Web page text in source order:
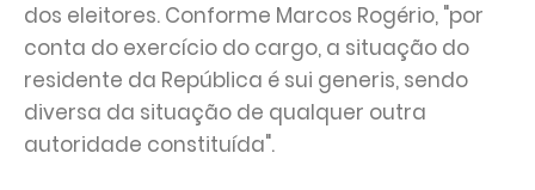
dos eleitores. Conforme Marcos Rogério, "por
conta do exercício do cargo, a situação do
residente da República é sui generis, sendo
diversa da situação de qualquer outra
autoridade constituída".